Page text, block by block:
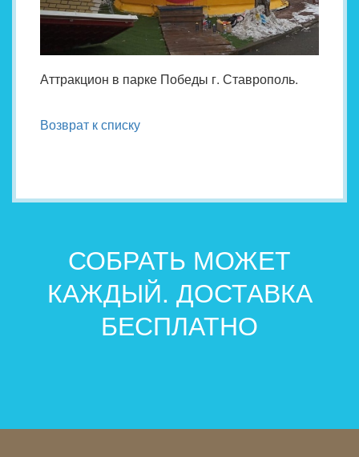
Аттракцион в парке Победы г. Ставрополь.
Возврат к списку
СОБРАТЬ МОЖЕТ
КАЖДЫЙ. ДОСТАВКА
БЕСПЛАТНО